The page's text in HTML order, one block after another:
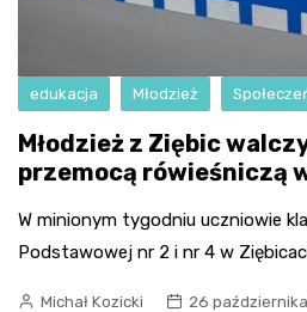
edukacja Młodzież
Młodzież z Ziębic
przemocą rówieśniczą
W minionym tygodniu uczniowie
Podstawowej nr 2 i nr 4 w
Michał Kozicki 26